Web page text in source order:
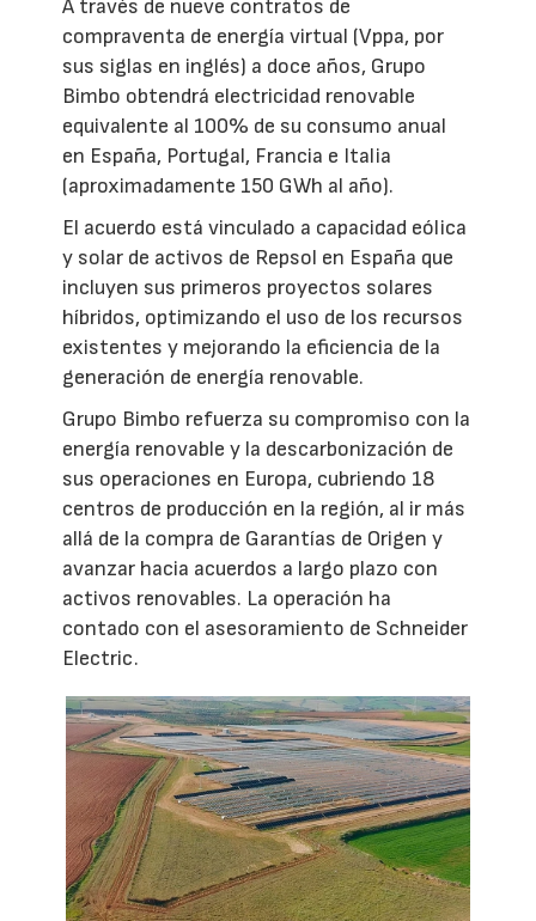
A través de nueve contratos de
compraventa de energía virtual (Vppa, por
sus siglas en inglés) a doce años, Grupo
Bimbo obtendrá electricidad renovable
equivalente al 100% de su consumo anual
en España, Portugal, Francia e Italia
(aproximadamente 150 GWh al año).
El acuerdo está vinculado a capacidad eólica
y solar de activos de Repsol en España que
incluyen sus primeros proyectos solares
híbridos, optimizando el uso de los recursos
existentes y mejorando la eficiencia de la
generación de energía renovable.
Grupo Bimbo refuerza su compromiso con la
energía renovable y la descarbonización de
sus operaciones en Europa, cubriendo 18
centros de producción en la región, al ir más
allá de la compra de Garantías de Origen y
avanzar hacia acuerdos a largo plazo con
activos renovables. La operación ha
contado con el asesoramiento de Schneider
Electric.